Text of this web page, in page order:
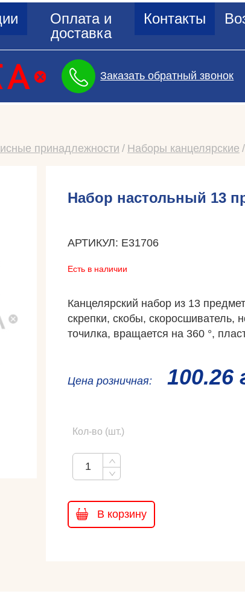
Оплата и
доставка
Контакты
Заказать обратный звонок
принадлежности Наборы канцелярские
Набор настольный 13
АРТИКУЛ: E31706
Есть в наличии
Канцелярский набор из 13
скрепки, скобы, скоросшиватель,
точилка, вращается на 360 °,
Ценa розничная: 100.26
Кол-во (шт.)
В корзину